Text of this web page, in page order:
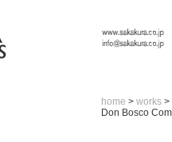
home > works >
Don Bosco